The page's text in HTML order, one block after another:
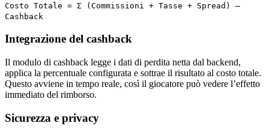
Costo Totale = Σ (Commissioni + Tasse + Spread) –
Cashback
Integrazione del cashback
Il modulo di cashback legge i dati di perdita netta dal backend,
applica la percentuale configurata e sottrae il risultato al costo totale.
Questo avviene in tempo reale, così il giocatore può vedere l’effetto
immediato del rimborso.
Sicurezza e privacy